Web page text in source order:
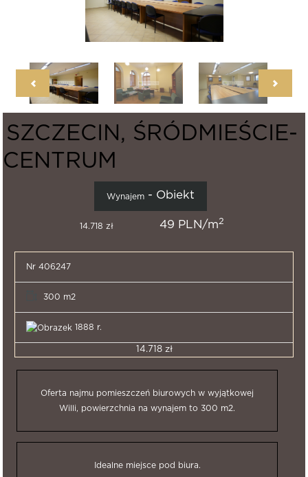
SZCZECIN, ŚRÓDMIEŚCIE-
CENTRUM
Wynajem - Obiekt
14.718 zł 49 PLN/m2
Nr 406247
300 m2
1888 r.
14.718 zł
Oferta najmu pomieszczeń biurowych w wyjątkowej
Willi, powierzchnia na wynajem to 300 m2.
Idealne miejsce pod biura.